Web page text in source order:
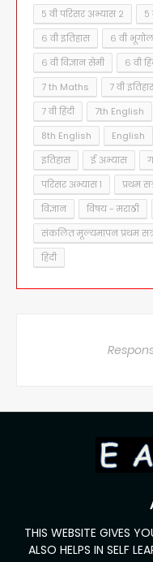
५ वी परिसर अभ्यास २
५
६ वी इतिहास
६ वी भूगोल
६ वी विज्ञान सेमी
६ वी
7 th Maths
7 वी
7 वी हिंदी
7th English
8th English
English
इतिहास
ई अभ्यास
परिसर अभ्यास १
प्रथम
विज्ञान
विषय - मराठी
संकलित मूल्यमापन प्रथम
हिंदी
THIS WEBSITE GIVES
ALSO HELPS IN SELF